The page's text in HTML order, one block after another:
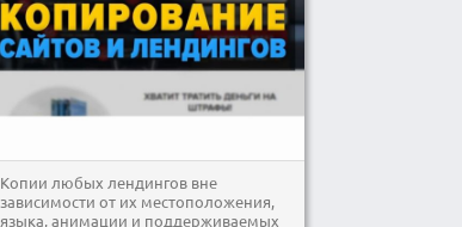
Копии любых лендингов вне
зависимости от их местоположения,
языка, анимации и поддерживаемых